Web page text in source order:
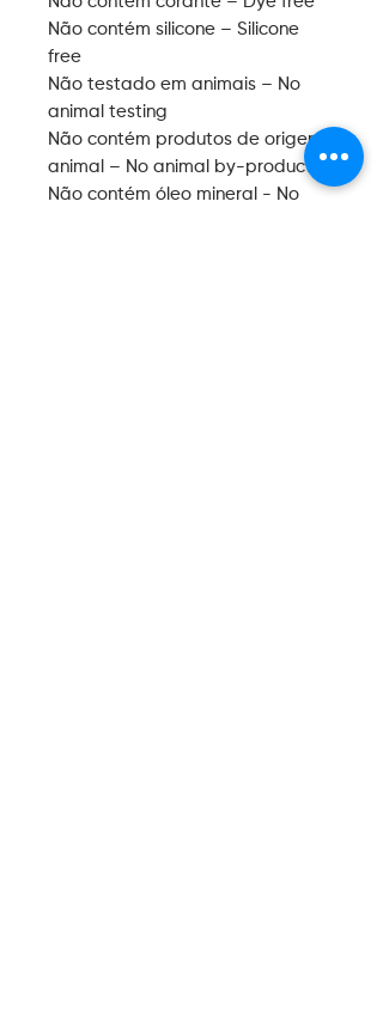
Não contém silicone – Silicone
free
Não testado em animais – No
animal testing
Não contém produtos de origem
animal – No animal by-products
Não contém óleo mineral - No